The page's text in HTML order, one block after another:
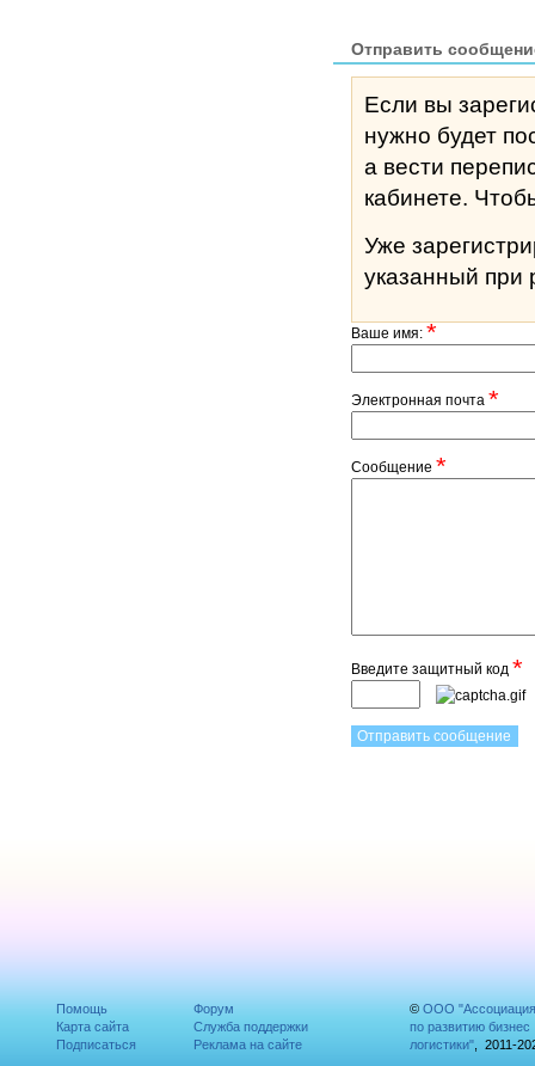
Отправить
Если вы
нужно будет
а вести
Уже
указанный при
Ваше имя:*
Электронная почта *
Сообщение *
Введите защитный код *
Помощь
Карта сайта
Подписаться
Форум
Служба поддержки
Реклама на сайте
© ООО "Ассоциация
по развитию бизнес
логистики", 2011-